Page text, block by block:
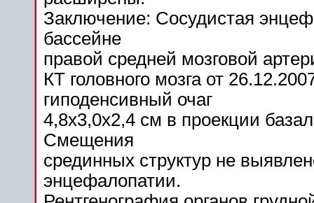
Заключение: Сосудистая
бассейне
правой средней мозговой
КТ головного мозга от
гиподенсивный очаг
4,8x3,0x2,4 см в проекции
Смещения
срединных структур не
энцефалопатии.